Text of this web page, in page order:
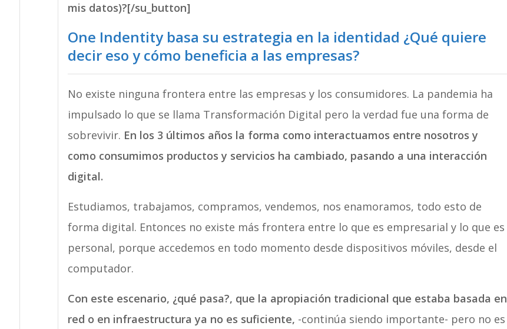
mis datos)?[/su_button]
One Indentity basa su estrategia en la identidad ¿Qué quiere
decir eso y cómo beneficia a las empresas?
No existe ninguna frontera entre las empresas y los consumidores. La pandemia ha
impulsado lo que se llama Transformación Digital pero la verdad fue una forma de
sobrevivir. En los 3 últimos años la forma como interactuamos entre nosotros y
como consumimos productos y servicios ha cambiado, pasando a una interacción
digital.
Estudiamos, trabajamos, compramos, vendemos, nos enamoramos, todo esto de
forma digital. Entonces no existe más frontera entre lo que es empresarial y lo que es
personal, porque accedemos en todo momento desde dispositivos móviles, desde el
computador.
Con este escenario, ¿qué pasa?, que la apropiación tradicional que estaba basada en
red o en infraestructura ya no es suficiente, -continúa siendo importante- pero no es